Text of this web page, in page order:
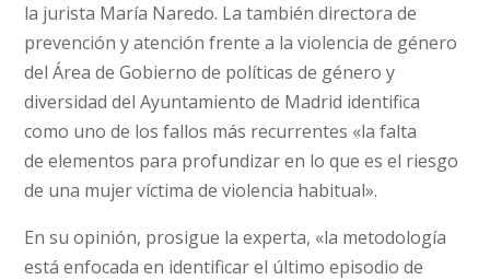
la jurista María Naredo. La también directora de
prevención y atención frente a la violencia de género
del Área de Gobierno de políticas de género y
diversidad del Ayuntamiento de Madrid identifica
como uno de los fallos más recurrentes «la falta
de elementos para profundizar en lo que es el riesgo
de una mujer víctima de violencia habitual».
En su opinión, prosigue la experta, «la metodología
está enfocada en identificar el último episodio de